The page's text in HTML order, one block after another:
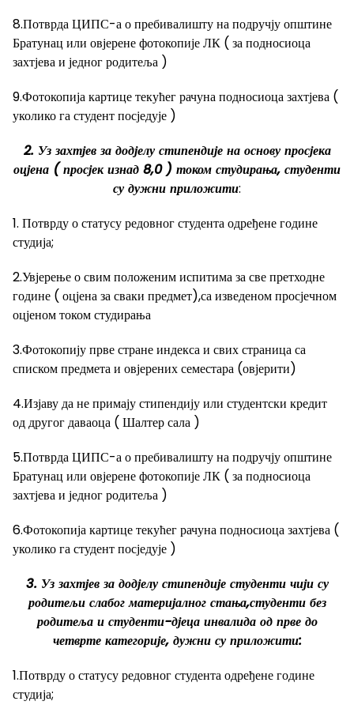
8.Потврда ЦИПС-а о пребивалишту на подручју општине
Братунац или овјерене фотокопије ЛК ( за подносиоца
захтјева и једног родитеља )
9.Фотокопија картице текућег рачуна подносиоца захтјева (
уколико га студент посједује )
2. Уз захтјев за додјелу стипендије на основу просјека
оцјена ( просјек изнад 8,0 ) током студирања, студенти
су дужни приложити:
1. Потврду о статусу редовног студента одређене године
студија;
2.Увјерење о свим положеним испитима за све претходне
године ( оцјена за сваки предмет),са изведеном просјечном
оцјеном током студирања
3.Фотокопију прве стране индекса и свих страница са
списком предмета и овјерених семестара (овјерити)
4.Изјаву да не примају стипендију или студентски кредит
од другог даваоца ( Шалтер сала )
5.Потврда ЦИПС-а о пребивалишту на подручју општине
Братунац или овјерене фотокопије ЛК ( за подносиоца
захтјева и једног родитеља )
6.Фотокопија картице текућег рачуна подносиоца захтјева (
уколико га студент посједује )
3. Уз захтјев за додјелу стипендије студенти чији су
родитељи слабог материјалног стања,студенти без
родитеља и студенти-дјеца инвалида од прве до
четврте категорије, дужни су приложити:
1.Потврду о статусу редовног студента одређене године
студија;